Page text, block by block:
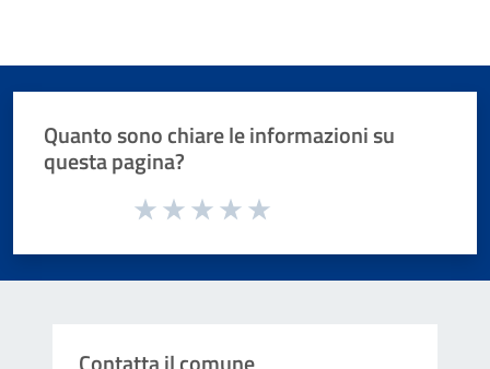
Quanto sono chiare le informazioni su
questa pagina?
Valuta da 1 a 5 stelle la pagina